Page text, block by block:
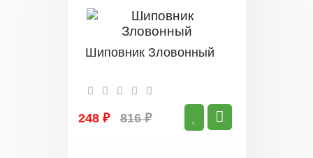
Шиповник Зловонный
248 ₽ 816 ₽